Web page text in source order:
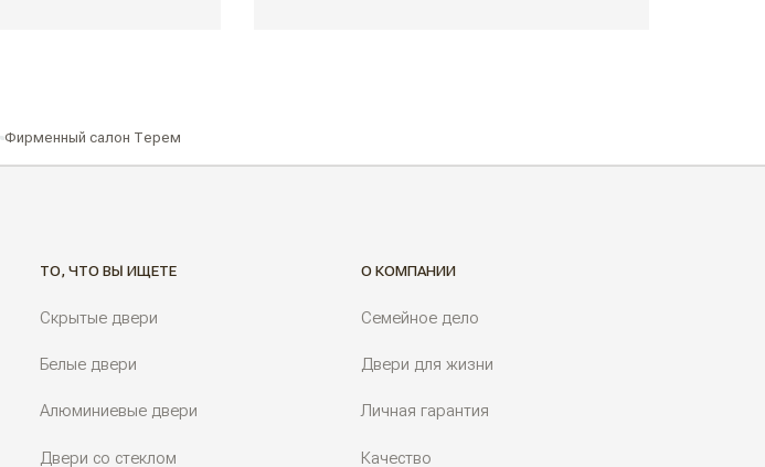
Фирменный салон Терем
ТО, ЧТО ВЫ ИЩЕТЕ
Скрытые двери
Белые двери
Алюминиевые двери
Двери со стеклом
О КОМПАНИИ
Семейное дело
Двери для жизни
Личная гарантия
Качество